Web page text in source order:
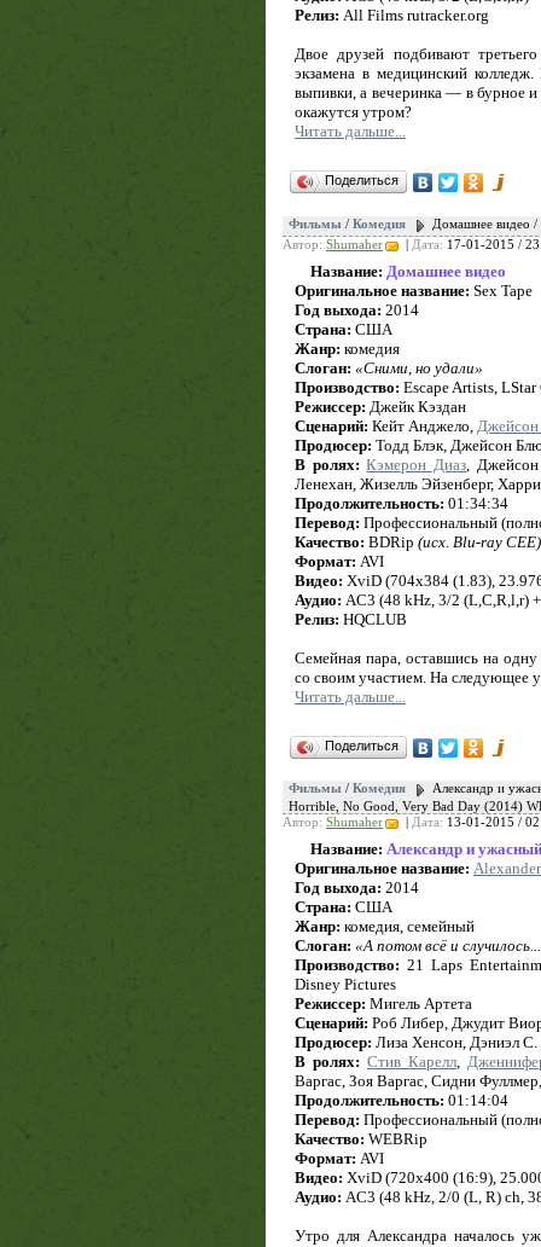
Релиз: All Films rutracker.org
Двое друзей подбивают
экзамена в медицинский
выпивки, а вечеринка — в бурное
окажутся утром?
Читать дальше...
Поделиться
Фильмы / Комедия
Домашнее видео /
Автор: Shumaher Дата: 17-01-2015 /
Название: Домашнее видео
Оригинальное название: Sex Tape
Год выхода: 2014
Страна: США
Жанр: комедия
Слоган: «Сними, но удали»
Производство: Escape Artists,
Режиссер: Джейк Кэздан
Сценарий: Кейт Анджело, Джейсон
Продюсер: Тодд Блэк, Джейсон
В ролях: Кэмерон Диаз ,
Ленехан, Жизелль Эйзенберг,
Продолжительность: 01:34:34
Перевод: Профессиональный
Качество: BDRip (исх. Blu-ray CEE)
Формат: AVI
Видео: XviD (704x384 (1.83),
Аудио: AC3 (48 kHz, 3/2 (L,C,R,l,r)
Релиз: HQCLUB
Семейная пара, оставшись на одну
со своим участием. На следующее
Читать дальше...
Поделиться
Фильмы / Комедия
Александр и
Horrible, No Good, Very Bad Day (2014)
Автор: Shumaher Дата: 13-01-2015 /
Название: Александр и
Оригинальное название:
Год выхода: 2014
Страна: США
Жанр: комедия, семейный
Слоган: «А потом всё и
Производство: 21 Laps
Disney Pictures
Режиссер: Мигель Артета
Сценарий: Роб Либер, Джудит
Продюсер: Лиза Хенсон, Дэниэл
В ролях: Стив Карелл
Варгас, Зоя Варгас, Сидни
Продолжительность: 01:14:04
Перевод: Профессиональный
Качество: WEBRip
Формат: AVI
Видео: XviD (720x400 (16:9),
Аудио: AC3 (48 kHz, 2/0 (L, R) ch,
Утро для Александра началось